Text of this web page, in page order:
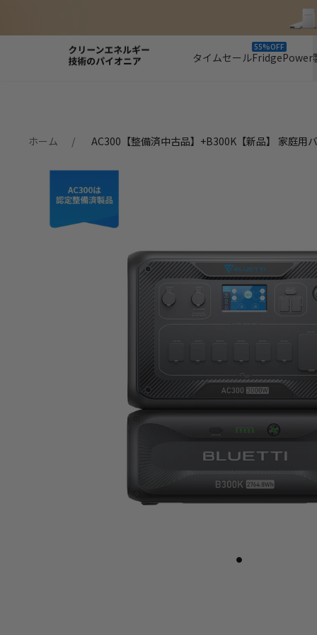
タイムセール
55%OFF
FridgePower
ホーム AC300【整備済中古品】+B300K【新品】 家庭用